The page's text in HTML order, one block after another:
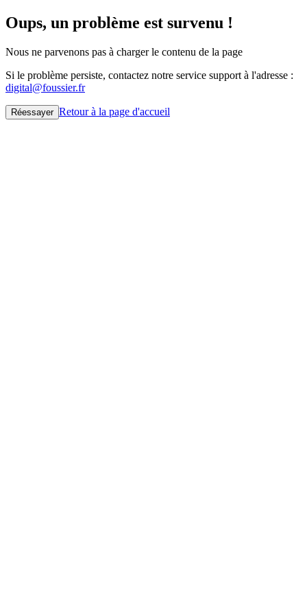
Oups, un problème est survenu !
Nous ne parvenons pas à charger le contenu de la page
Si le problème persiste, contactez notre service support à l'adresse :
digital@foussier.fr
Réessayer Retour à la page d'accueil